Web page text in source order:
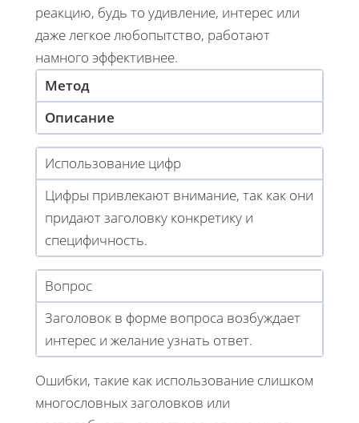
реакцию, будь то удивление, интерес или
даже легкое любопытство, работают
намного эффективнее.
Метод
Описание
Использование цифр
Цифры привлекают внимание, так как они
придают заголовку конкретику и
специфичность.
Вопрос
Заголовок в форме вопроса возбуждает
интерес и желание узнать ответ.
Ошибки, такие как использование слишком
многословных заголовков или